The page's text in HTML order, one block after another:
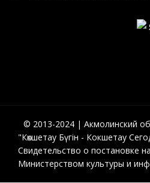
© 2013-2024 | Акмолинский
"Көкшетау Бүгін - Кокшетау
Свидетельство о постановке
Министерством культуры и